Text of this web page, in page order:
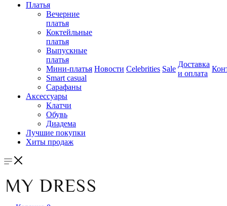
Платья
Вечерние
платья
Коктейльные
платья
Выпускные
платья
Мини-платья
Smart casual
Сарафаны
Аксессуары
Клатчи
Обувь
Диадема
Лучшие покупки
Хиты продаж
Новости Celebrities Sale
Доставка
и оплата